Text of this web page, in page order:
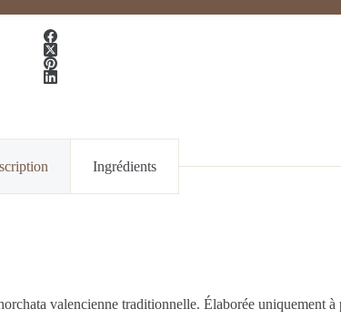
Ingrédients
valencienne traditionnelle. Élaborée uniquement